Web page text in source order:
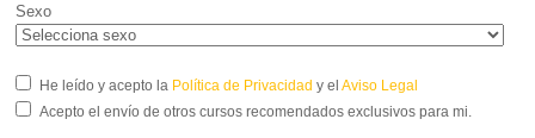
Sexo
He leído y acepto la Política de Privacidad y el Aviso Legal
Acepto el envío de otros cursos recomendados exclusivos para mi.